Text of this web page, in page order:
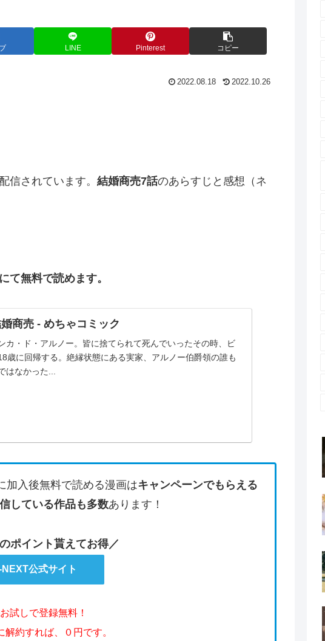
LINE Pinterest コピー
2022.08.18 2022.10.26
信されています。 結婚商売7話のあらすじと感想（ネ
て無料で読めます。
婚商売 - めちゃコミック
カ・ド・アルノー。皆に捨てられて死んでいったその時、ビ
歳に回帰する。絶縁状態にある実家、アルノー伯爵領の誰も
はなかった...
加入後無料で読める漫画はキャンペーンでもらえる
している作品も多数あります！
ポイント貰えてお得／
NEXT公式サイト
試しで登録無料！
解約すれば、０円です。